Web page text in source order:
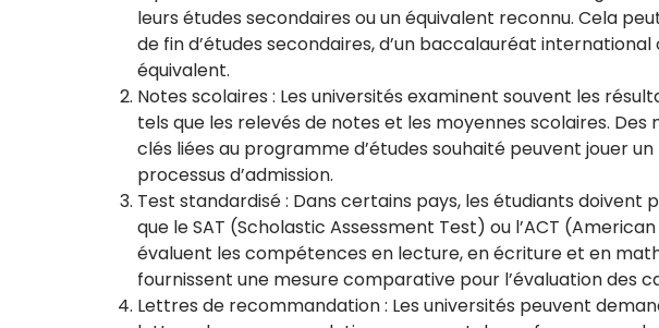
leurs études secondaires ou un équivalent reconnu. Cela
de fin d’études secondaires, d’un baccalauréat
équivalent.
Notes scolaires : Les universités examinent souvent les
tels que les relevés de notes et les moyennes scolaires. Des
clés liées au programme d’études souhaité peuvent jouer
processus d’admission.
Test standardisé : Dans certains pays, les étudiants doivent
que le SAT (Scholastic Assessment Test) ou l’ACT
évaluent les compétences en lecture, en écriture et en
fournissent une mesure comparative pour l’évaluation des
Lettres de recommandation : Les universités peuvent